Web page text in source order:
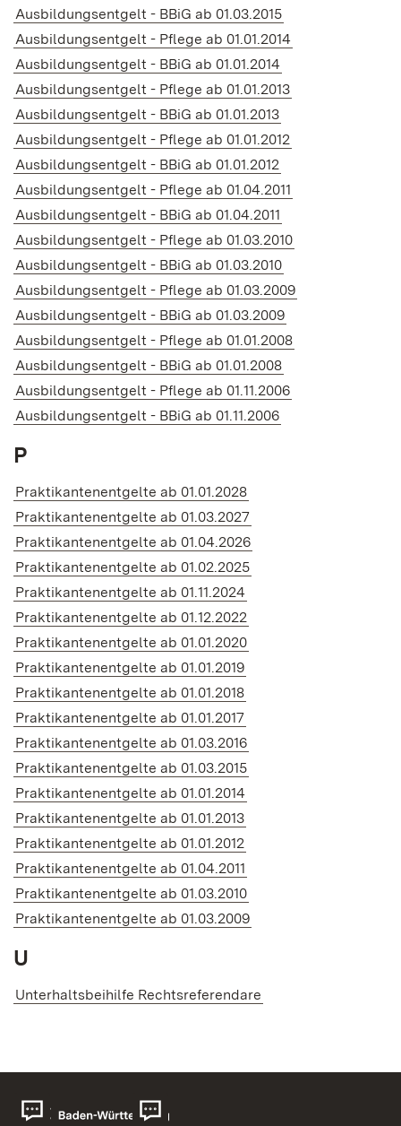
Ausbildungsentgelt - BBiG ab 01.03.2015
Ausbildungsentgelt - Pflege ab 01.01.2014
Ausbildungsentgelt - BBiG ab 01.01.2014
Ausbildungsentgelt - Pflege ab 01.01.2013
Ausbildungsentgelt - BBiG ab 01.01.2013
Ausbildungsentgelt - Pflege ab 01.01.2012
Ausbildungsentgelt - BBiG ab 01.01.2012
Ausbildungsentgelt - Pflege ab 01.04.2011
Ausbildungsentgelt - BBiG ab 01.04.2011
Ausbildungsentgelt - Pflege ab 01.03.2010
Ausbildungsentgelt - BBiG ab 01.03.2010
Ausbildungsentgelt - Pflege ab 01.03.2009
Ausbildungsentgelt - BBiG ab 01.03.2009
Ausbildungsentgelt - Pflege ab 01.01.2008
Ausbildungsentgelt - BBiG ab 01.01.2008
Ausbildungsentgelt - Pflege ab 01.11.2006
Ausbildungsentgelt - BBiG ab 01.11.2006
P
Praktikantenentgelte ab 01.01.2028
Praktikantenentgelte ab 01.03.2027
Praktikantenentgelte ab 01.04.2026
Praktikantenentgelte ab 01.02.2025
Praktikantenentgelte ab 01.11.2024
Praktikantenentgelte ab 01.12.2022
Praktikantenentgelte ab 01.01.2020
Praktikantenentgelte ab 01.01.2019
Praktikantenentgelte ab 01.01.2018
Praktikantenentgelte ab 01.01.2017
Praktikantenentgelte ab 01.03.2016
Praktikantenentgelte ab 01.03.2015
Praktikantenentgelte ab 01.01.2014
Praktikantenentgelte ab 01.01.2013
Praktikantenentgelte ab 01.01.2012
Praktikantenentgelte ab 01.04.2011
Praktikantenentgelte ab 01.03.2010
Praktikantenentgelte ab 01.03.2009
U
Unterhaltsbeihilfe Rechtsreferendare